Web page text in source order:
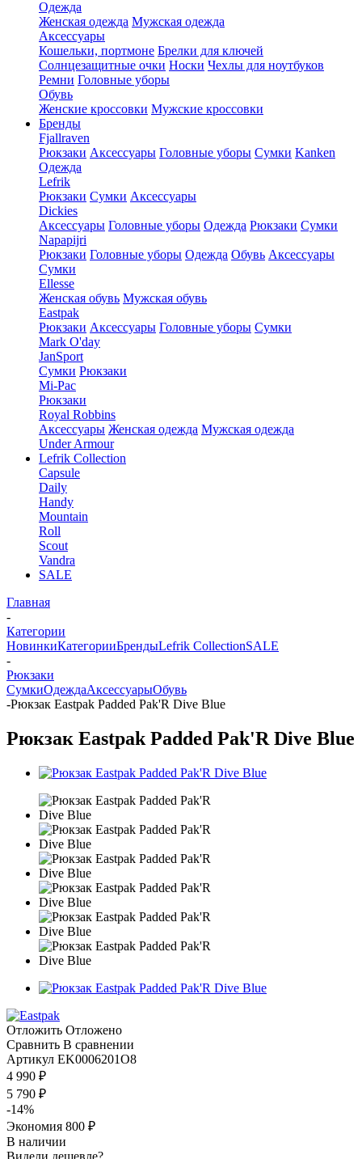
Одежда
Женская одежда Мужская одежда
Аксессуары
Кошельки, портмоне Брелки для ключей
Солнцезащитные очки Носки Чехлы для ноутбуков
Ремни Головные уборы
Обувь
Женские кроссовки Мужские кроссовки
Бренды
Fjallraven
Рюкзаки Аксессуары Головные уборы Сумки Kanken
Одежда
Lefrik
Рюкзаки Сумки Аксессуары
Dickies
Аксессуары Головные уборы Одежда Рюкзаки Сумки
Napapijri
Рюкзаки Головные уборы Одежда Обувь Аксессуары
Сумки
Ellesse
Женская обувь Мужская обувь
Eastpak
Рюкзаки Аксессуары Головные уборы Сумки
Mark O'day
JanSport
Сумки Рюкзаки
Mi-Pac
Рюкзаки
Royal Robbins
Аксессуары Женская одежда Мужская одежда
Under Armour
Lefrik Collection
Capsule
Daily
Handy
Mountain
Roll
Scout
Vandra
SALE
Главная
-
Категории
НовинкиКатегорииБрендыLefrik CollectionSALE
-
Рюкзаки
СумкиОдеждаАксессуарыОбувь
-Рюкзак Eastpak Padded Pak'R Dive Blue
Рюкзак Eastpak Padded Pak'R Dive Blue
Отложить Отложено
Сравнить В сравнении
Артикул EK0006201O8
4 990 ₽
5 790 ₽
-14%
Экономия 800 ₽
В наличии
Видели дешевле?